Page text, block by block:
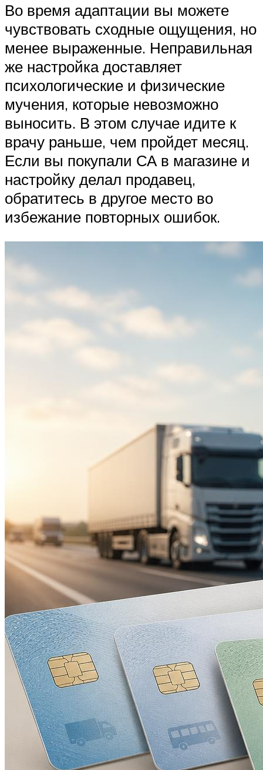
Во время адаптации вы можете
чувствовать сходные ощущения, но
менее выраженные. Неправильная
же настройка доставляет
психологические и физические
мучения, которые невозможно
выносить. В этом случае идите к
врачу раньше, чем пройдет месяц.
Если вы покупали СА в магазине и
настройку делал продавец,
обратитесь в другое место во
избежание повторных ошибок.